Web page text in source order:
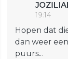
19:14
Hopen dat
dan weer
puurs...